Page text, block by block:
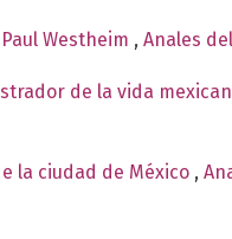
Westheim , Anales
de la vida
la ciudad de México ,